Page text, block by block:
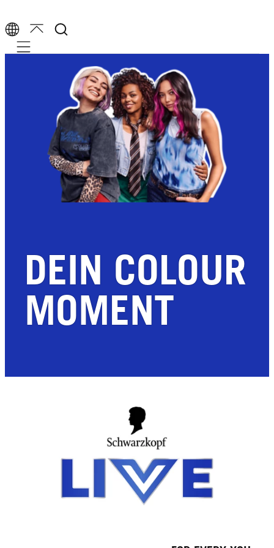
Mobile navigation
DEIN COLOUR
MOMENT